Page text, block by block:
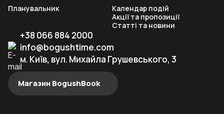
Планувальник
Календар подій
Акції та пропозиції
Статті та новини
+38 066 884 2000
info@bogushtime.com
м. Київ, вул. Михайла Грушевського, 3
Магазин BogushBook